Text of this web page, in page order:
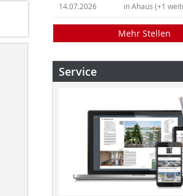
in Ahaus (+1
14.07.2026
Mehr Stellen
Service